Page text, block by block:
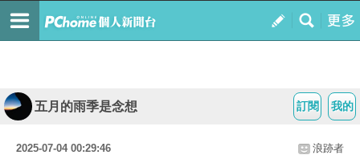
我的
訂閱
五月的雨季是念想
2025-07-04 00:29:46 浪跡者